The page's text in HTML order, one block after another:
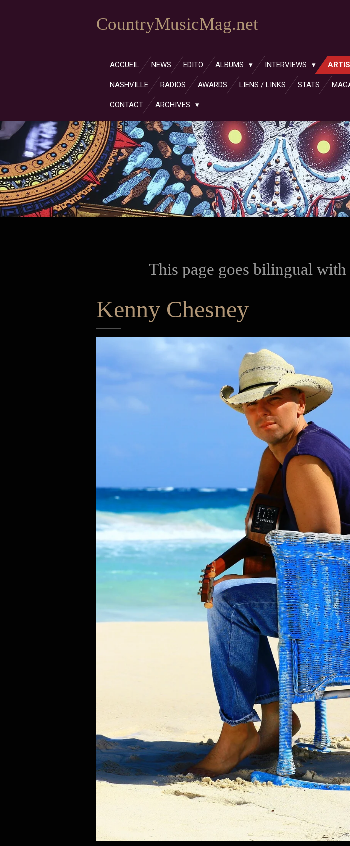
CountryMusicMag.net
ACCUEIL NEWS EDITO ALBUMS INTERVIEWS
NASHVILLE RADIOS AWARDS LIENS / LINKS STATS
CONTACT ARCHIVES
This page goes bilingual
Kenny Chesney